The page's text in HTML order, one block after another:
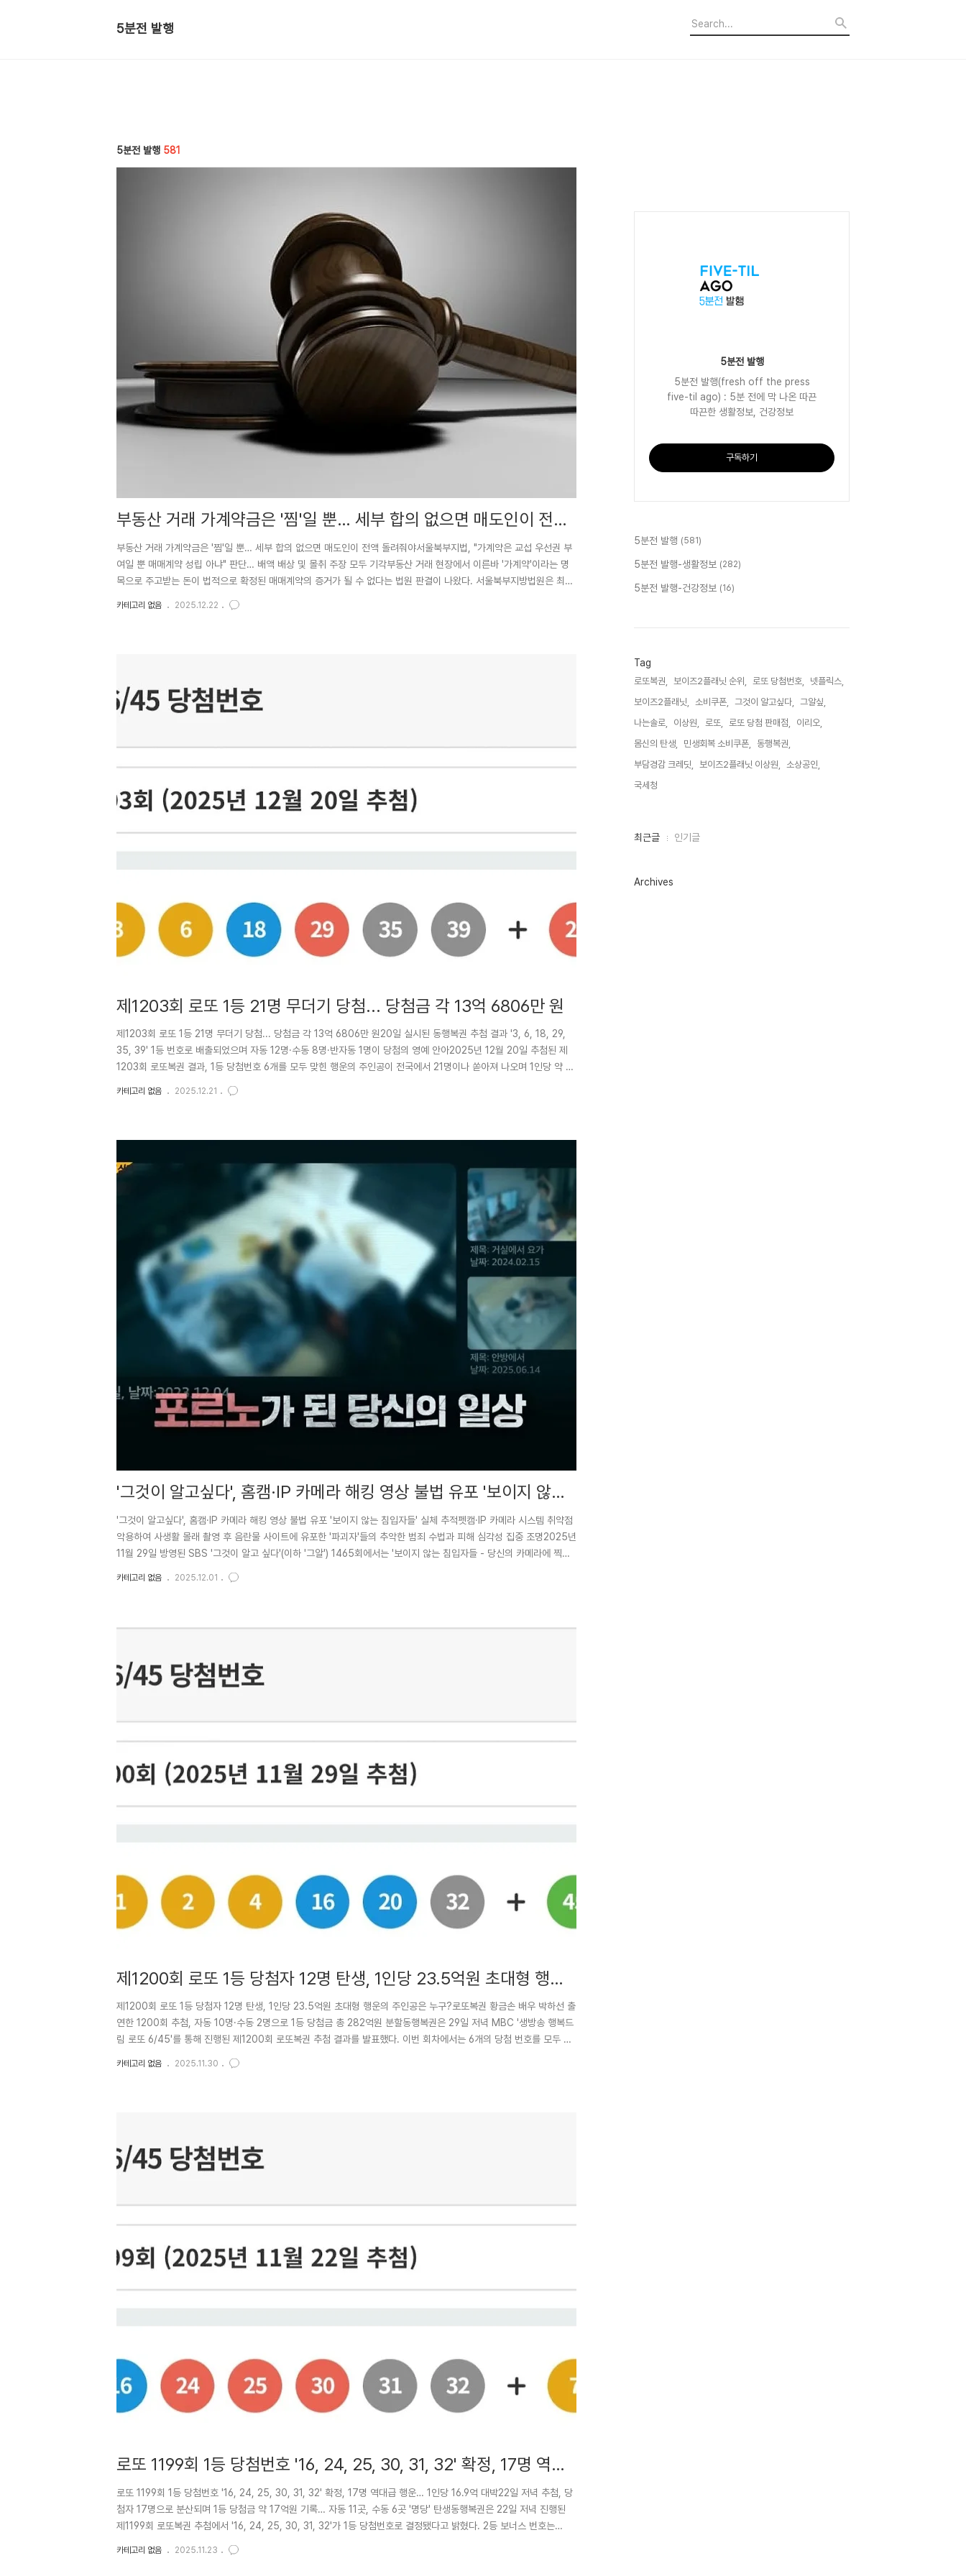
5분전 발행
5분전 발행 581
부동산 거래 가계약금은 '찜'일 뿐… 세부 합의 없으면 매도인이 전액
돌려줘야
부동산 거래 가계약금은 '찜'일 뿐… 세부 합의 없으면 매도인이 전액 돌려줘야서울북부지법, "가계약은 교섭 우선권 부
여일 뿐 매매계약 성립 아냐" 판단… 배액 배상 및 몰취 주장 모두 기각부동산 거래 현장에서 이른바 '가계약'이라는 명
목으로 주고받는 돈이 법적으로 확정된 매매계약의 증거가 될 수 없다는 법원 판결이 나왔다. 서울북부지방법원은 최근
부 조건 합의가 결렬되었다면 매도인은 수령한 가계약금 전액을 원상회복으로서 반환해야 한다고 판결했다. 법원, "가
카테고리 없음 2025.12.22
제1203회 로또 1등 21명 무더기 당첨... 당첨금 각 13억 6806만 원
제1203회 로또 1등 21명 무더기 당첨... 당첨금 각 13억 6806만 원20일 실시된 동행복권 추첨 결과 '3, 6, 18, 29,
35, 39' 1등 번호로 배출되었으며 자동 12명·수동 8명·반자동 1명이 당첨의 영예 안아2025년 12월 20일 추첨된 제
1203회 로또복권 결과, 1등 당첨번호 6개를 모두 맞힌 행운의 주인공이 전국에서 21명이나 쏟아져 나오며 1인당 약 13
첨자가 중복 배출되는 등 이색적인 기록을 남기며 연말 복권 시장에 뜨거운 화제를 불러일으키고 있다.로또복권 운영사
카테고리 없음 2025.12.21
'그것이 알고싶다', 홈캠·IP 카메라 해킹 영상 불법 유포 '보이지 않는
침입자들' 실체 추적
'그것이 알고싶다', 홈캠·IP 카메라 해킹 영상 불법 유포 '보이지 않는 침입자들' 실체 추적펫캠·IP 카메라 시스템 취약점
악용하여 사생활 몰래 촬영 후 음란물 사이트에 유포한 '파괴자'들의 추악한 범죄 수법과 피해 심각성 집중 조명2025년
11월 29일 방영된 SBS '그것이 알고 싶다'(이하 '그알') 1465회에서는 '보이지 않는 침입자들 - 당신의 카메라에 찍힌
사이트에 유포하는 신종 디지털 성범죄의 충격적인 실태를 집중적으로 다루었다. 특히 피해자들이 자신의 가장 사적인
카테고리 없음 2025.12.01
제1200회 로또 1등 당첨자 12명 탄생, 1인당 23.5억원 초대형 행운
의 주인공은 누구?
제1200회 로또 1등 당첨자 12명 탄생, 1인당 23.5억원 초대형 행운의 주인공은 누구?로또복권 황금손 배우 박하선 출
연한 1200회 추첨, 자동 10명·수동 2명으로 1등 당첨금 총 282억원 분할동행복권은 29일 저녁 MBC '생방송 행복드
림 로또 6/45'를 통해 진행된 제1200회 로또복권 추첨 결과를 발표했다. 이번 회차에서는 6개의 당첨 번호를 모두 맞
이 '자동' 선택으로 구매한 것으로 확인되면서, 희박한 확률 속에서 찾아온 대박 행운에 대한 관심이 뜨겁다.제1200회
카테고리 없음 2025.11.30
로또 1199회 1등 당첨번호 '16, 24, 25, 30, 31, 32' 확정, 17명 역대
급 행운… 1인당 16.9억 대박
로또 1199회 1등 당첨번호 '16, 24, 25, 30, 31, 32' 확정, 17명 역대급 행운… 1인당 16.9억 대박22일 저녁 추첨, 당
첨자 17명으로 분산되며 1등 당첨금 약 17억원 기록… 자동 11곳, 수동 6곳 '명당' 탄생동행복권은 22일 저녁 진행된
제1199회 로또복권 추첨에서 '16, 24, 25, 30, 31, 32'가 1등 당첨번호로 결정됐다고 밝혔다. 2등 보너스 번호는
운의 주인공이 대거 탄생했다. 특히 이번 당첨 번호는 '연번'과 '붙어 있는 수' 조합이 다수 포진된 특징을 보여 통계적인
카테고리 없음 2025.11.23
5분전 발행
5분전 발행(fresh off the press
five-til ago) : 5분 전에 막 나온 따끈
따끈한 생활정보, 건강정보
구독하기
5분전 발행 (581)
5분전 발행-생활정보 (282)
5분전 발행-건강정보 (16)
Tag
로또복권, 보이즈2플래닛 순위, 로또 당첨번호,
넷플릭스,
보이즈2플래닛,
소비쿠폰, 그것이 알고싶다,
그알싶,
나는솔로,
이상원, 로또, 로또 당첨 판매점,
이리오,
몸신의 탄생,
민생회복 소비쿠폰,
동행복권,
부담경감 크레딧,
보이즈2플래닛 이상원,
소상공인,
국세청,
최
인
최근글 인기글
Archives